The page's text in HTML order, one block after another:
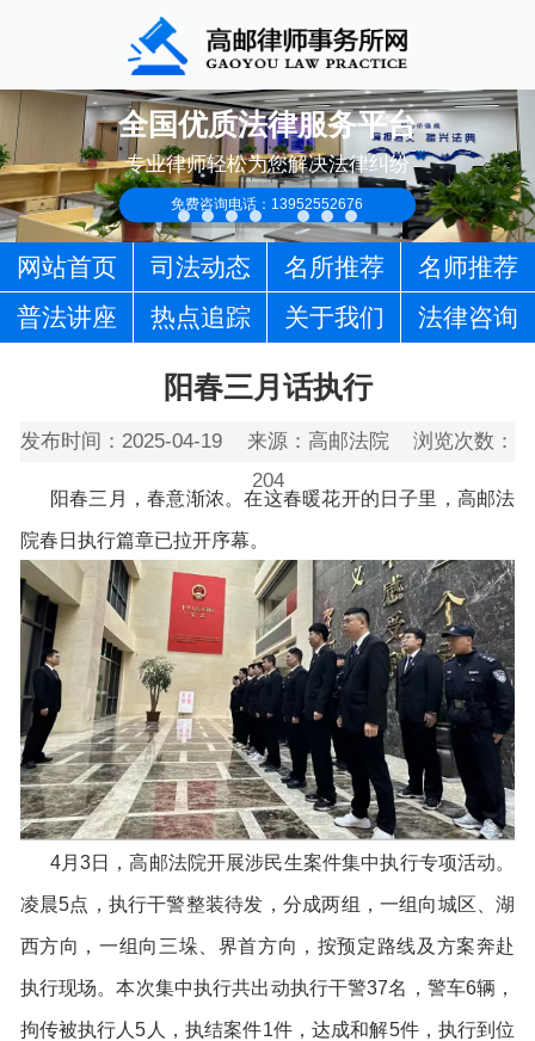
全国优质法律服务平台
专业律师轻松为您解决法律纠纷
免费咨询电话：13952552676
网站首页 司法动态 名所推荐
名师推荐
普法讲座
热点追踪 关于我们 法律咨询
阳春三月话执行
发布时间：2025-04-19 来源：高邮法院
浏览次数：
204
阳春三月，春意渐浓。在这春暖花开的日子里，高邮法
院春日执行篇章已拉开序幕。
4月3日，高邮法院开展涉民生案件集中执行专项活动。
凌晨5点，执行干警整装待发，分成两组，一组向城区、湖
西方向，一组向三垛、界首方向，按预定路线及方案奔赴
执行现场。本次集中执行共出动执行干警37名，警车6辆，
拘传被执行人5人，执结案件1件，达成和解5件，执行到位